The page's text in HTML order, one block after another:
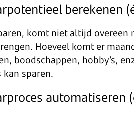
berekenen
komt niet altijd overeen
Hoeveel komt er
boodschappen, hobby’s,
sparen.
automatiseren